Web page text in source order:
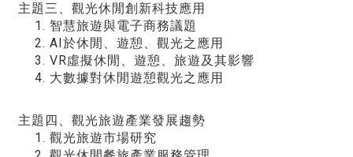
主題三、觀光休閒創新科技應用
智慧旅遊與電子商務議題
AI於休閒、遊憩、觀光之應用
VR虛擬休閒、遊憩、旅遊及其影響
大數據對休閒遊憩觀光之應用
主題四、觀光旅遊產業發展趨勢
觀光旅遊市場研究